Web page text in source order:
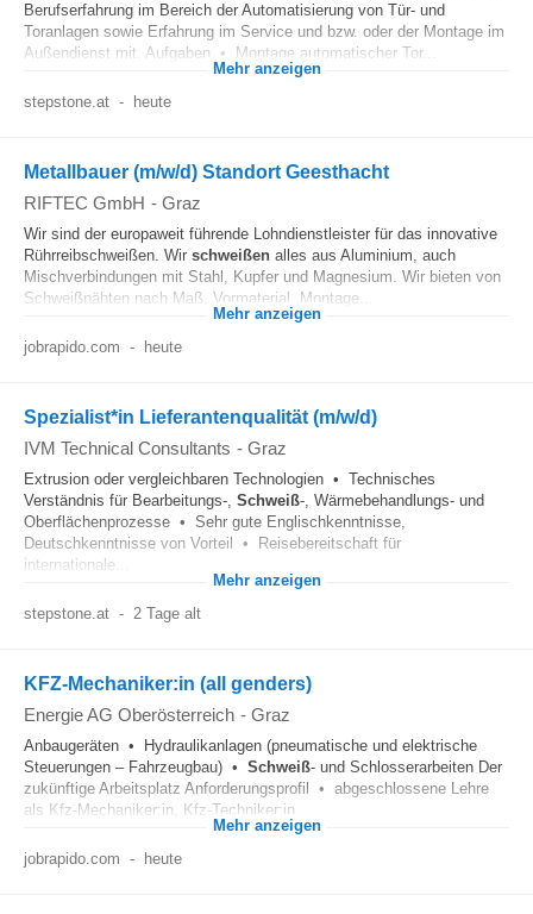
Berufserfahrung im Bereich der Automatisierung von Tür- und
Toranlagen sowie Erfahrung im Service und bzw. oder der Montage im
Außendienst mit. Aufgaben • Montage automatischer Tor...
Mehr anzeigen
stepstone.at - heute
Metallbauer (m/w/d) Standort Geesthacht
RIFTEC GmbH - Graz
Wir sind der europaweit führende Lohndienstleister für das innovative
Rührreibschweißen. Wir schweißen alles aus Aluminium, auch
Mischverbindungen mit Stahl, Kupfer und Magnesium. Wir bieten von
Schweißnähten nach Maß, Vormaterial, Montage...
Mehr anzeigen
jobrapido.com - heute
Spezialist*in Lieferantenqualität (m/w/d)
IVM Technical Consultants - Graz
Extrusion oder vergleichbaren Technologien • Technisches
Verständnis für Bearbeitungs-, Schweiß-, Wärmebehandlungs- und
Oberflächenprozesse • Sehr gute Englischkenntnisse,
Deutschkenntnisse von Vorteil • Reisebereitschaft für
internationale...
Mehr anzeigen
stepstone.at - 2 Tage alt
KFZ-Mechaniker:in (all genders)
Energie AG Oberösterreich - Graz
Anbaugeräten • Hydraulikanlagen (pneumatische und elektrische
Steuerungen – Fahrzeugbau) • Schweiß- und Schlosserarbeiten Der
zukünftige Arbeitsplatz Anforderungsprofil • abgeschlossene Lehre
als Kfz-Mechaniker:in, Kfz-Techniker:in...
Mehr anzeigen
jobrapido.com - heute